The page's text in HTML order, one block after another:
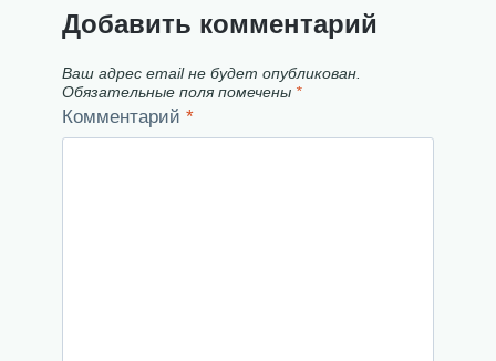
Добавить комментарий
Ваш адрес email не будет опубликован.
Обязательные поля помечены *
Комментарий *